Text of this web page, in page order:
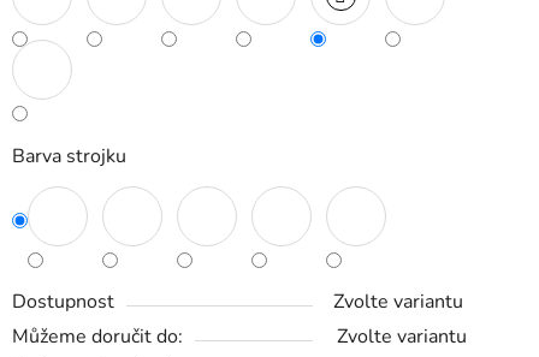
Barva strojku
Dostupnost
Zvolte variantu
Můžeme doručit do:
Zvolte variantu